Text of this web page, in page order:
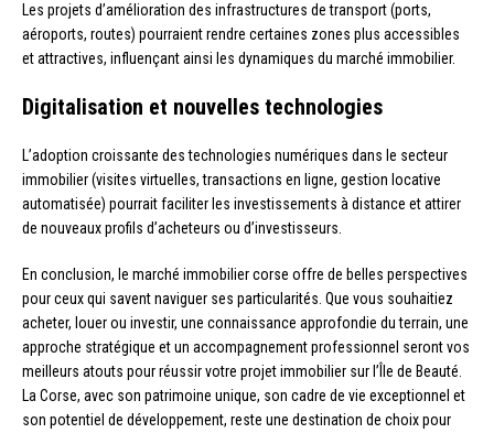
Les projets d’amélioration des infrastructures de transport (ports,
aéroports, routes) pourraient rendre certaines zones plus accessibles
et attractives, influençant ainsi les dynamiques du marché immobilier.
Digitalisation et nouvelles technologies
L’adoption croissante des technologies numériques dans le secteur
immobilier (visites virtuelles, transactions en ligne, gestion locative
automatisée) pourrait faciliter les investissements à distance et attirer
de nouveaux profils d’acheteurs ou d’investisseurs.
En conclusion, le marché immobilier corse offre de belles perspectives
pour ceux qui savent naviguer ses particularités. Que vous souhaitiez
acheter, louer ou investir, une connaissance approfondie du terrain, une
approche stratégique et un accompagnement professionnel seront vos
meilleurs atouts pour réussir votre projet immobilier sur l’Île de Beauté.
La Corse, avec son patrimoine unique, son cadre de vie exceptionnel et
son potentiel de développement, reste une destination de choix pour